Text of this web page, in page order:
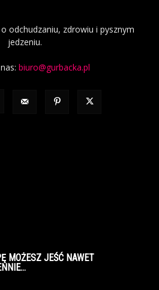
odchudzaniu, zdrowiu i pysznym
jedzeniu.
biuro@gurbacka.pl
MOŻESZ JEŚĆ NAWET